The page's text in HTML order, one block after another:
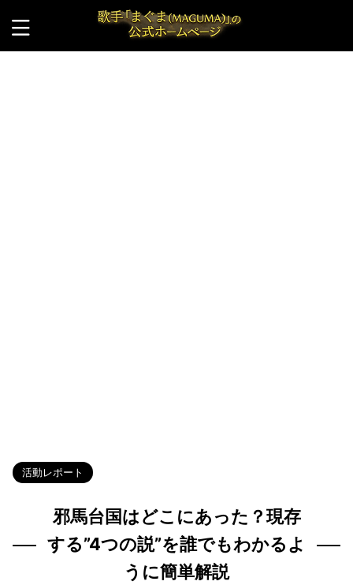
活動レポート
邪馬台国はどこにあった？現存
する”4つの説”を誰でもわかるよ
うに簡単解説